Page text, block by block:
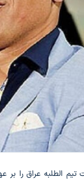
تیم الطلبه عراق را